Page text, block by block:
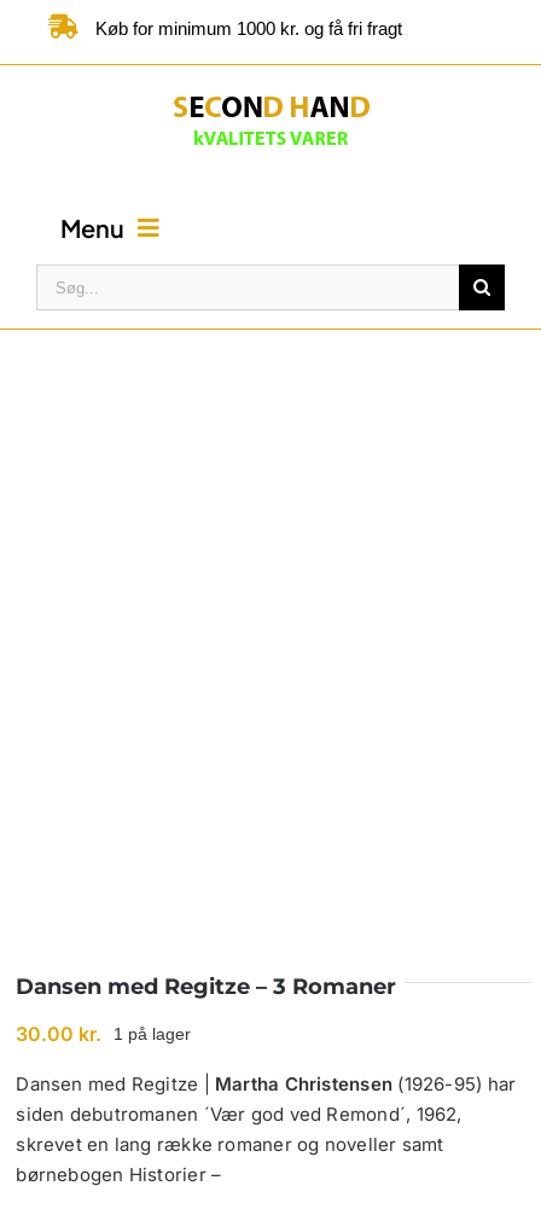
Køb for minimum 1000 kr. og få fri fragt
Menu
Søg
efter:
Dansen med Regitze – 3 Romaner
30.00 kr. 1 på lager
Dansen med Regitze | Martha Christensen (1926-95) har
siden debutromanen ´Vær god ved Remond´, 1962,
skrevet en lang række romaner og noveller samt
børnebogen Historier –